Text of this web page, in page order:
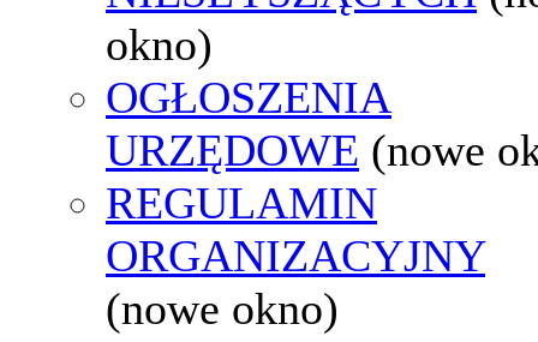
okno)
OGŁOSZENIA
URZĘDOWE (nowe
REGULAMIN
ORGANIZACYJNY
(nowe okno)